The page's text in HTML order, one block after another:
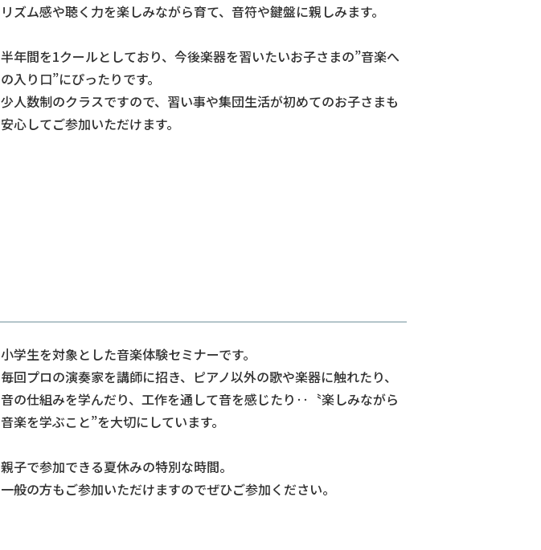
リズム感や聴く力を楽しみながら育て、音符や鍵盤に親しみます。
半年間を1クールとしており、今後楽器を習いたいお子さまの”音楽へ
の入り口”にぴったりです。
少人数制のクラスですので、習い事や集団生活が初めてのお子さまも
安心してご参加いただけます。
小学生を対象とした音楽体験セミナーです。
毎回プロの演奏家を講師に招き、ピアノ以外の歌や楽器に触れたり、
音の仕組みを学んだり、工作を通して音を感じたり‥〝楽しみながら
音楽を学ぶこと”を大切にしています。
親子で参加できる夏休みの特別な時間。
一般の方もご参加いただけますのでぜひご参加ください。